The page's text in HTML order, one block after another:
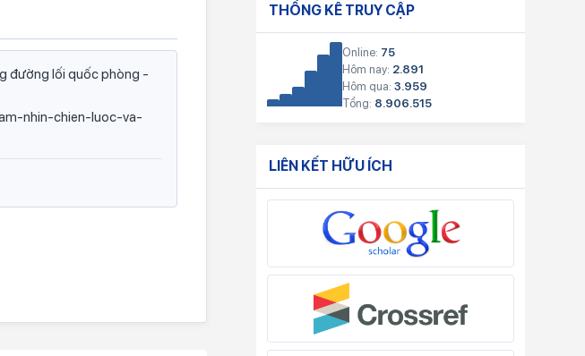
đường lối quốc phòng -
nhin-chien-luoc-va-
THỐNG KÊ TRUY CẬP
Online: 75
Hôm nay: 2.891
Hôm qua: 3.959
Tổng: 8.906.515
LIÊN KẾT HỮU ÍCH